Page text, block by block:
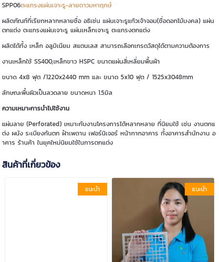
SPP06ตะแกรงแผ่นเจาะรู-ลายดาวมหาฤกษ์
ผลิตภัณฑ์ที่เรียกหลากหลายชื่อ อธิเช่น แผ่นเจาะรูแก้วเจ้าจอม(ชื่อดอกไม้มงคล) แผ่น
ตกแต่ง ตะแกรงแผ่นเจาะรู แผ่นเหล็กเจาะรู ตะแกรงตกแต่ง
ผลิตได้ทั้ง เหล็ก อลูมิเนียม สแตนเลส สามารถเลือกเกรดวัสดุได้ตามความต้องการ
งานเหล็กใช้ SS400,เหล็กขาว HSPC ขนาดแผ่นสี่เหลี่ยมพื้นผ้า
ขนาด 4x8 ฟุต /1220x2440 mm และ ขนาด 5x10 ฟุต / 1525x3048mm
ลักษณะพื้นผิวเป็นลวดลาย ขนาดหนา 1.5มิล
ความเหมาะการนำไปใช้งาน
แผ่นลาย (Perforated) เหมาะกับงานโครงการได้หลากหลาย ที่นิยมใช้ เช่น งานตกแ
ต่ง ผนัง ระเบียงกันตก ฝ้าเพดาน เฟอร์นิเจอร์ หน้ากากอาคาร ทั้งอาคารสำนักงาน อ
าคาร ร้านค้า ในยุคใหม่นิยมใช้ในการตกแต่ง
สินค้าที่เกี่ยวข้อง
แนะนำ แนะนำ